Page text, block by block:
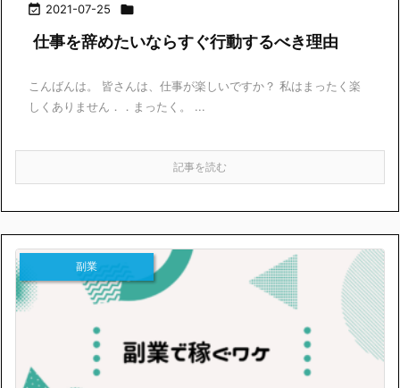
 2021-07-25 
仕事を辞めたいならすぐ行動するべき理由
こんばんは。 皆さんは、仕事が楽しいですか？ 私はまったく楽
しくありません．．まったく。 ...
記事を読む
副業